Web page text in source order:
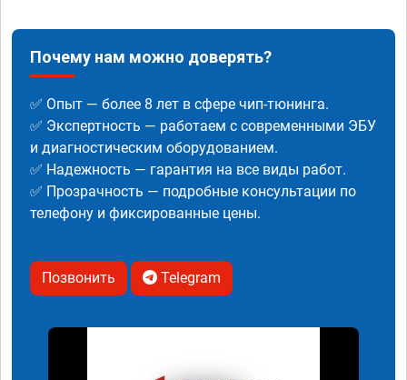
Почему нам можно доверять?
✅ Опыт — более 8 лет в сфере чип-тюнинга.
✅ Экспертность — работаем с современными ЭБУ
и диагностическим оборудованием.
✅ Надежность — гарантия на все виды работ.
✅ Прозрачность — подробные консультации по
телефону и фиксированные цены.
Позвонить Telegram